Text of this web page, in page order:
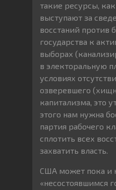
такие ресурсы,
выступают за
восстаний против
государства к
выборах
в электоральную
условиях
озверевшего
капитализма, это
этого нам нужна
партия рабочего
сплотить всех
захватить власть.
США может пока и
«несостоявшимся